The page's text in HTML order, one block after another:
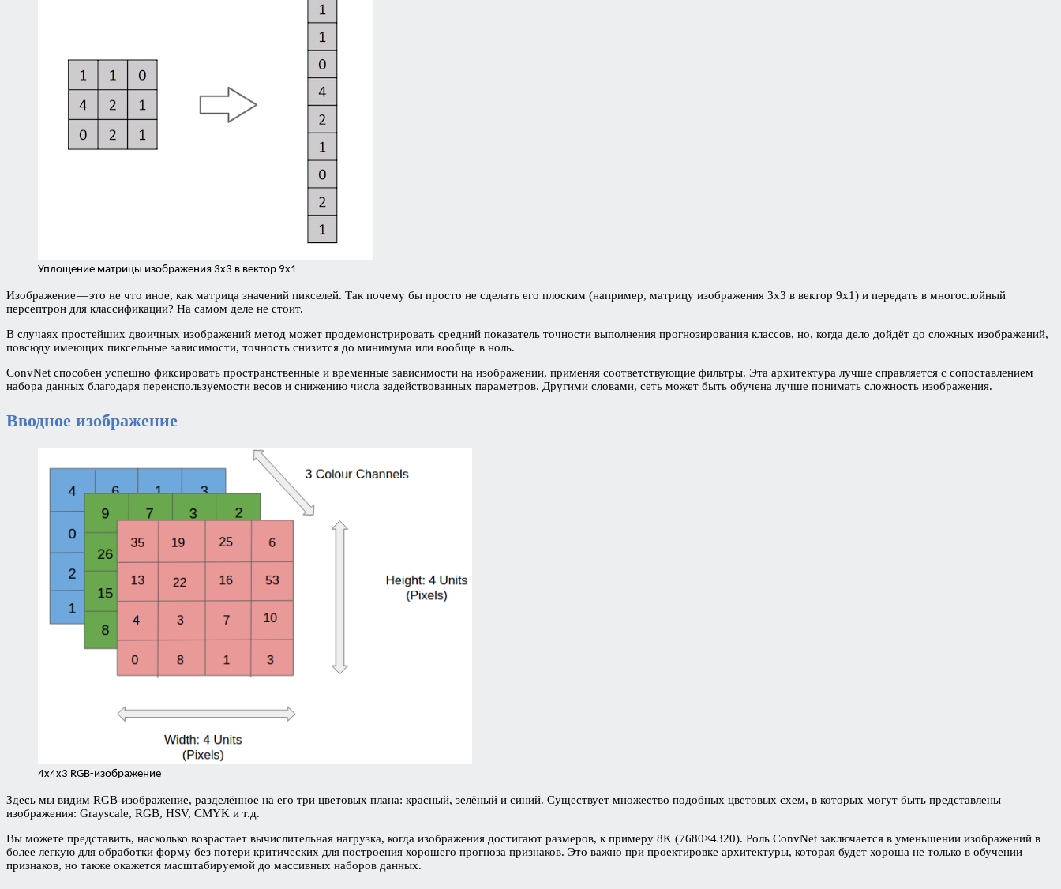
Уплощение матрицы изображения 3х3 в вектор 9х1
Изображение — это не что иное, как матрица значений пикселей. Так почему бы просто не сделать его плоским (например, матрицу изображения 3х3 в вектор 9х1) и передать в многослойный
персептрон для классификации? На самом деле не стоит.
В случаях простейших двоичных изображений метод может продемонстрировать средний показатель точности выполнения прогнозирования классов, но, когда дело дойдёт до сложных изображений,
повсюду имеющих пиксельные зависимости, точность снизится до минимума или вообще в ноль.
ConvNet способен успешно фиксировать пространственные и временные зависимости на изображении, применяя соответствующие фильтры. Эта архитектура лучше справляется с сопоставлением
набора данных благодаря переиспользуемости весов и снижению числа задействованных параметров. Другими словами, сеть может быть обучена лучше понимать сложность изображения.
Вводное изображение
4х4х3 RGB-изображение
Здесь мы видим RGB-изображение, разделённое на его три цветовых плана: красный, зелёный и синий. Существует множество подобных цветовых схем, в которых могут быть представлены
изображения: Grayscale, RGB, HSV, CMYK и т.д.
Вы можете представить, насколько возрастает вычислительная нагрузка, когда изображения достигают размеров, к примеру 8K (7680×4320). Роль ConvNet заключается в уменьшении изображений в
более легкую для обработки форму без потери критических для построения хорошего прогноза признаков. Это важно при проектировке архитектуры, которая будет хороша не только в обучении
признаков, но также окажется масштабируемой до массивных наборов данных.